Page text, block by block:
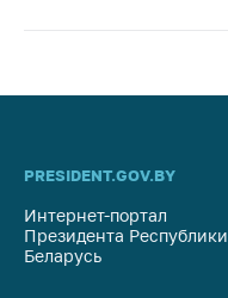
PRESIDENT.GOV.BY
Интернет-портал
Президента Республики
Беларусь